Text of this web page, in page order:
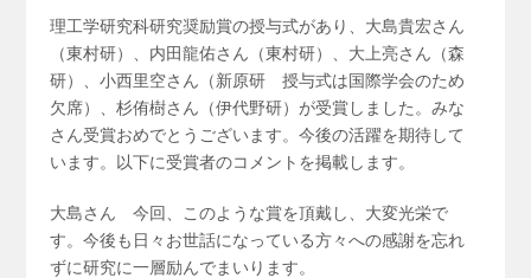
理工学研究科研究奨励賞の授与式があり、大島貴宏さん
（東村研）、内田龍佑さん（東村研）、大上亮さん（森
研）、小西里空さん（新原研 授与式は国際学会のため
欠席）、杉侑樹さん（伊代野研）が受賞しました。みな
さん受賞おめでとうございます。今後の活躍を期待して
います。以下に受賞者のコメントを掲載します。
大島さん 今回、このような賞を頂戴し、大変光栄で
す。今後も日々お世話になっている方々への感謝を忘れ
ずに研究に一層励んでまいります。